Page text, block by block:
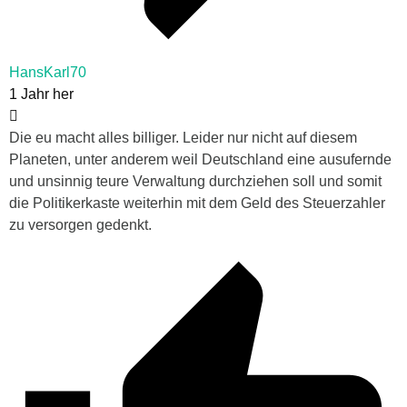
HansKarl70
1 Jahr her
Die eu macht alles billiger. Leider nur nicht auf diesem
Planeten, unter anderem weil Deutschland eine ausufernde
und unsinnig teure Verwaltung durchziehen soll und somit
die Politikerkaste weiterhin mit dem Geld des Steuerzahler
zu versorgen gedenkt.